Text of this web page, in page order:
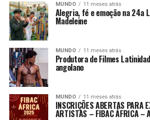
MUNDO 11 meses atrás
Alegria, fé e emoção na 24a
Madeleine
MUNDO 11 meses atrás
Produtora de Filmes
angolano
MUNDO 11 meses atrás
INSCRIÇÕES ABERTAS PARA
ARTISTAS – FIBAC ÁFRICA –